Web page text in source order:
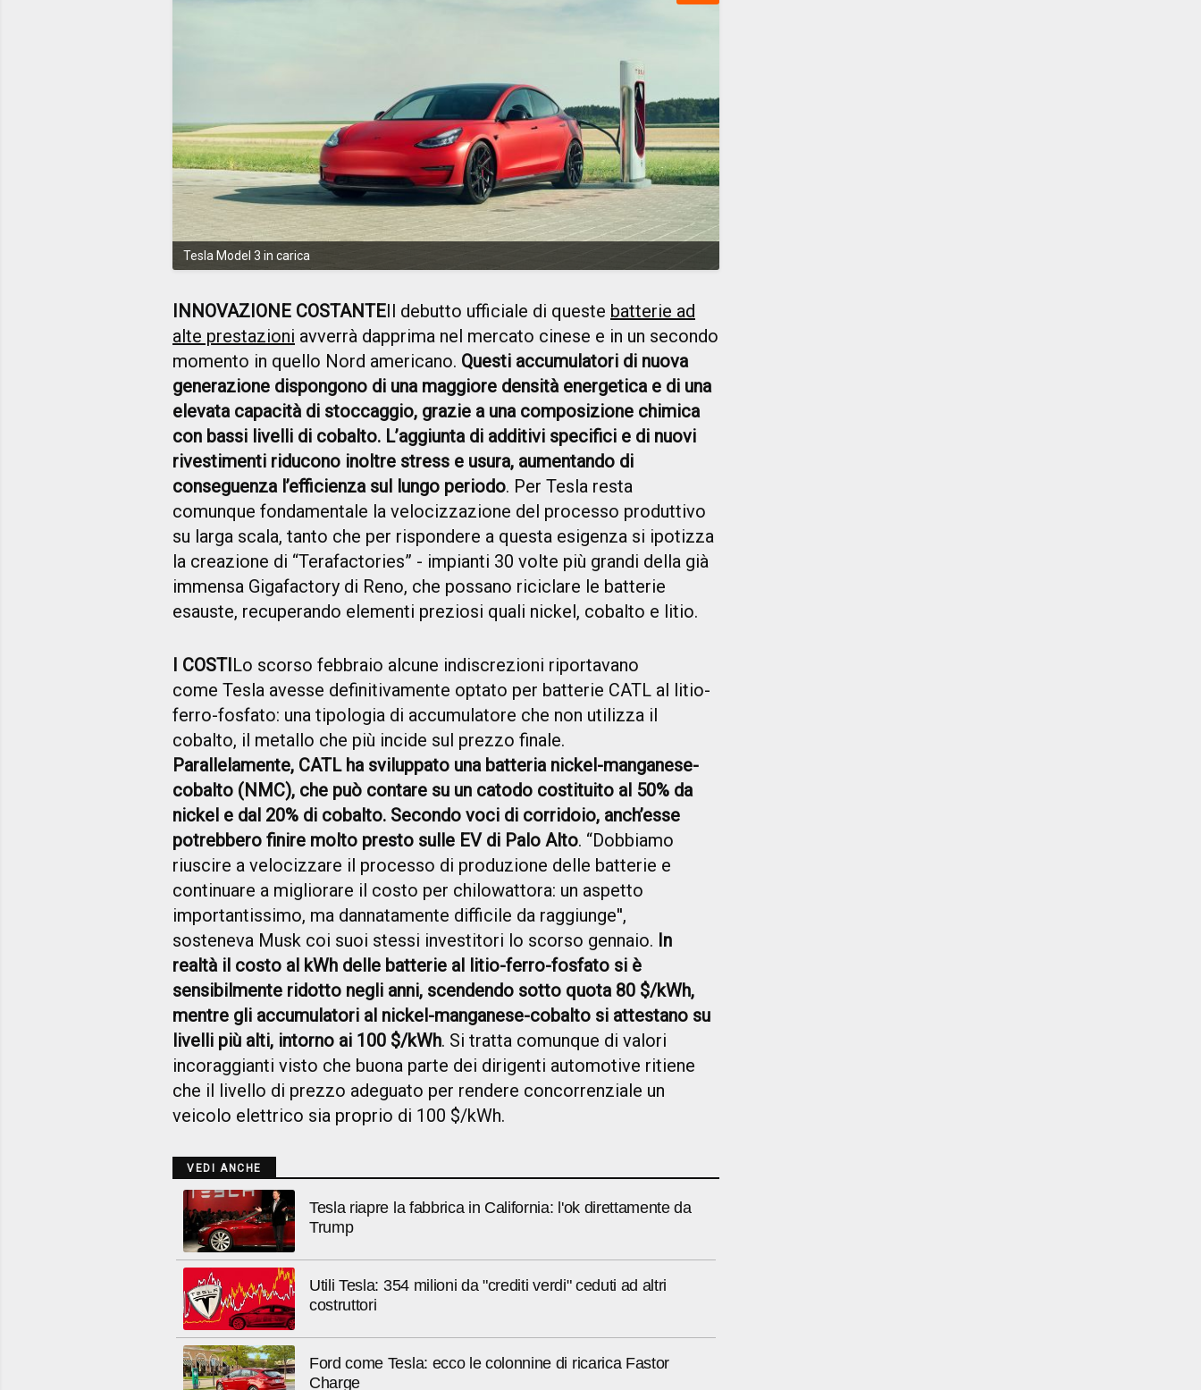
Tesla Model 3 in carica
INNOVAZIONE COSTANTEIl debutto ufficiale di queste batterie ad
alte prestazioni avverrà dapprima nel mercato cinese e in un secondo
momento in quello Nord americano. Questi accumulatori di nuova
generazione dispongono di una maggiore densità energetica e di una
elevata capacità di stoccaggio, grazie a una composizione chimica
con bassi livelli di cobalto. L’aggiunta di additivi specifici e di nuovi
rivestimenti riducono inoltre stress e usura, aumentando di
conseguenza l’efficienza sul lungo periodo. Per Tesla resta
comunque fondamentale la velocizzazione del processo produttivo
su larga scala, tanto che per rispondere a questa esigenza si ipotizza
la creazione di “Terafactories” - impianti 30 volte più grandi della già
immensa Gigafactory di Reno, che possano riciclare le batterie
esauste, recuperando elementi preziosi quali nickel, cobalto e litio.
I COSTILo scorso febbraio alcune indiscrezioni riportavano
come Tesla avesse definitivamente optato per batterie CATL al litio-
ferro-fosfato: una tipologia di accumulatore che non utilizza il
cobalto, il metallo che più incide sul prezzo finale.
Parallelamente, CATL ha sviluppato una batteria nickel-manganese-
cobalto (NMC), che può contare su un catodo costituito al 50% da
nickel e dal 20% di cobalto. Secondo voci di corridoio, anch’esse
potrebbero finire molto presto sulle EV di Palo Alto. “Dobbiamo
riuscire a velocizzare il processo di produzione delle batterie e
continuare a migliorare il costo per chilowattora: un aspetto
importantissimo, ma dannatamente difficile da raggiunge'',
sosteneva Musk coi suoi stessi investitori lo scorso gennaio. In
realtà il costo al kWh delle batterie al litio-ferro-fosfato si è
sensibilmente ridotto negli anni, scendendo sotto quota 80 $/kWh,
mentre gli accumulatori al nickel-manganese-cobalto si attestano su
livelli più alti, intorno ai 100 $/kWh. Si tratta comunque di valori
incoraggianti visto che buona parte dei dirigenti automotive ritiene
che il livello di prezzo adeguato per rendere concorrenziale un
veicolo elettrico sia proprio di 100 $/kWh.
VEDI ANCHE
Tesla riapre la fabbrica in California: l'ok direttamente da
Trump
Utili Tesla: 354 milioni da "crediti verdi" ceduti ad altri
costruttori
Ford come Tesla: ecco le colonnine di ricarica Fastor
Charge